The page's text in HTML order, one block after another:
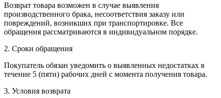
Возврат товара возможен в случае выявления
производственного брака, несоответствия заказу или
повреждений, возникших при транспортировке. Все
обращения рассматриваются в индивидуальном порядке.
2. Сроки обращения
Покупатель обязан уведомить о выявленных недостатках в
течение 5 (пяти) рабочих дней с момента получения товара.
3. Условия возврата